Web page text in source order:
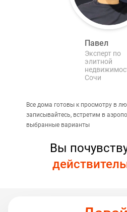
Павел
Эксперт по
элитной
Сочи
Все дома готовы к просмотру в
записывайтесь, встретим в
выбранные варианты
Вы